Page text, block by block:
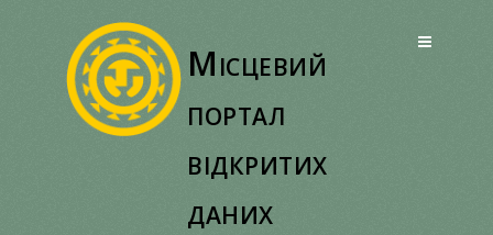
Місцевий
портал
відкритих
даних